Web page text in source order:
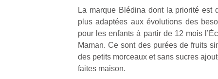
La marque Blédina dont la priorité est
plus adaptées aux évolutions des
pour les enfants à partir de 12 mois
Maman. Ce sont des purées de fruits
des petits morceaux et sans sucres
faites maison.